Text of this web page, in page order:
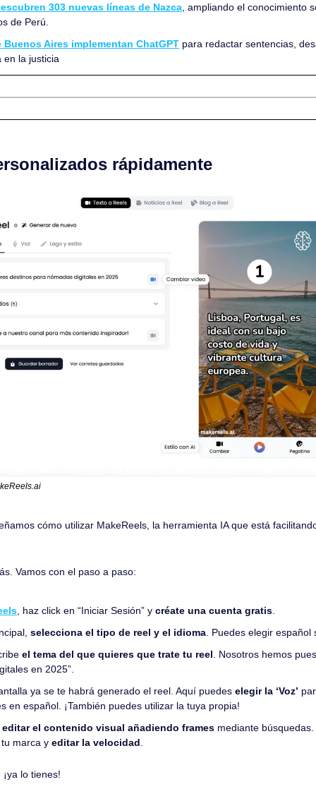
303 nuevas líneas de Nazca , ampliando el conocimiento
de Perú.
Buenos Aires implementan ChatGPT para redactar sentencias,
en la justicia
rápidamente
cómo utilizar MakeReels, la herramienta IA que está
Vamos con el paso a paso:
, haz click en “Iniciar Sesión” y créate una cuenta gratis.
selecciona el tipo de reel y el idioma. Puedes elegir español
el tema del que quieres que trate tu reel. Nosotros hemos
en 2025”.
ya se te habrá generado el reel. Aquí puedes elegir la ‘Voz’
en español. ¡También puedes utilizar la tuya propia!
editar el contenido visual añadiendo frames
marca y editar la velocidad.
lo tienes!